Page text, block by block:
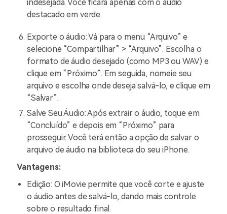
indesejada. Você ficará apenas com o áudio
destacado em verde.
Exporte o áudio: Vá para o menu “Arquivo” e
selecione “Compartilhar” > “Arquivo”. Escolha o
formato de áudio desejado (como MP3 ou WAV) e
clique em “Próximo”. Em seguida, nomeie seu
arquivo e escolha onde deseja salvá-lo, e clique em
“Salvar”.
Salve Seu Áudio: Após extrair o áudio, toque em
“Concluído” e depois em “Próximo” para
prosseguir. Você terá então a opção de salvar o
arquivo de áudio na biblioteca do seu iPhone.
Vantagens:
Edição: O iMovie permite que você corte e ajuste
o áudio antes de salvá-lo, dando mais controle
sobre o resultado final.